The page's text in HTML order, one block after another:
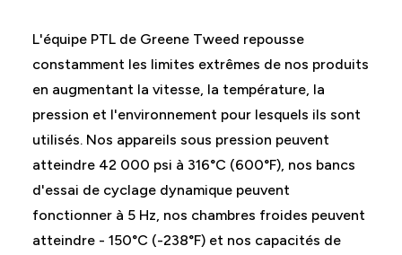
L'équipe PTL de Greene Tweed repousse
constamment les limites extrêmes de nos produits
en augmentant la vitesse, la température, la
pression et l'environnement pour lesquels ils sont
utilisés. Nos appareils sous pression peuvent
atteindre 42 000 psi à 316°C (600°F), nos bancs
d'essai de cyclage dynamique peuvent
fonctionner à 5 Hz, nos chambres froides peuvent
atteindre - 150°C (-238°F) et nos capacités de